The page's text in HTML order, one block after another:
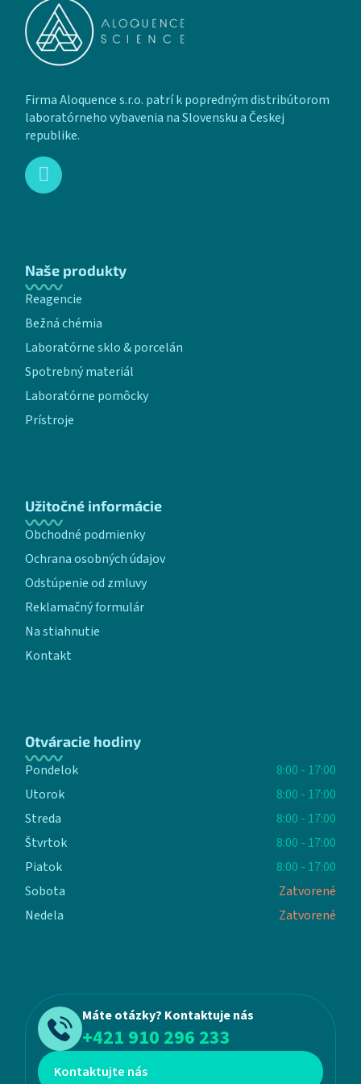
Firma Aloquence s.r.o. patrí k popredným distribútorom
laboratórneho vybavenia na Slovensku a Českej
republike.
Naše produkty
Reagencie
Bežná chémia
Laboratórne sklo & porcelán
Spotrebný materiál
Laboratórne pomôcky
Prístroje
Užitočné informácie
Obchodné podmienky
Ochrana osobných údajov
Odstúpenie od zmluvy
Reklamačný formulár
Na stiahnutie
Kontakt
Otváracie hodiny
Pondelok
8:00 - 17:00
Utorok
8:00 - 17:00
Streda
8:00 - 17:00
Štvrtok
8:00 - 17:00
Piatok
8:00 - 17:00
Sobota
Zatvorené
Nedela
Zatvorené
Máte otázky? Kontaktuje nás
+421 910 296 233
Kontaktujte nás